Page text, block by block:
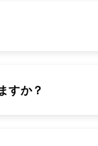
すか？